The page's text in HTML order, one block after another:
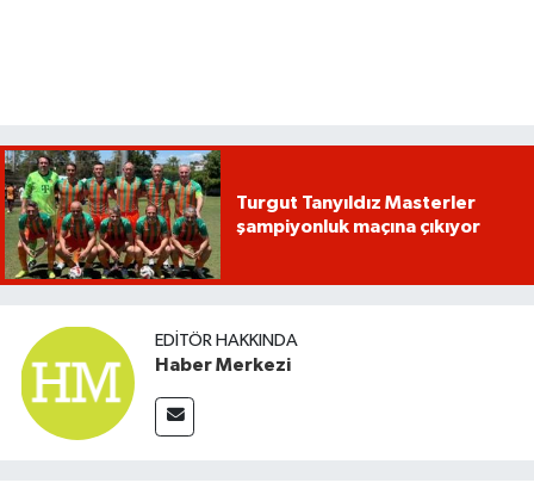
Turgut Tanyıldız Masterler
şampiyonluk maçına çıkıyor
EDITÖR HAKKINDA
Haber Merkezi